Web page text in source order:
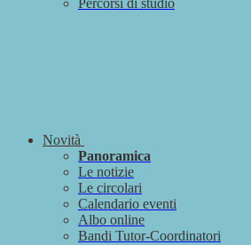
Percorsi di studio
Novità
Panoramica
Le notizie
Le circolari
Calendario eventi
Albo online
Bandi Tutor-Coordinatori